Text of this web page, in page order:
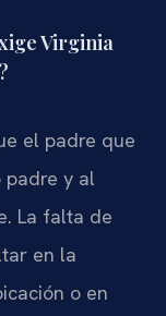
Virginia
el padre que
padre y al
La falta de
en la
o en